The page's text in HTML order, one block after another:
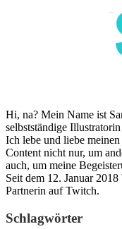
Hi, na? Mein Name ist
selbstständige
Ich lebe und liebe
Content nicht nur, um
auch, um meine
Seit dem 12. Januar
Partnerin auf Twitch.
Schlagwörter